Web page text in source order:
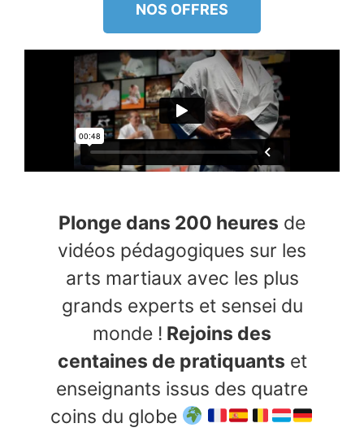
NOS OFFRES
Plonge dans 200 heures de
vidéos pédagogiques sur les
arts martiaux avec les plus
grands experts et sensei du
monde ! Rejoins des
centaines de pratiquants et
enseignants issus des quatre
coins du globe